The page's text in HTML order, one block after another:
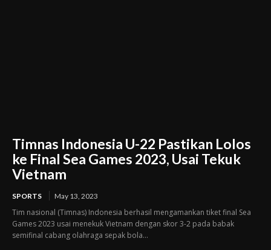
Timnas Indonesia U-22 Pastikan Lolos
ke Final Sea Games 2023, Usai Tekuk
Vietnam
SPORTS May 13, 2023
Tim nasional (Timnas) Indonesia berhasil mengamankan tiket final Sea
Games 2023 usai menekuk Vietnam dengan skor 3-2 pada babak
semifinal cabang olahraga sepak bola...